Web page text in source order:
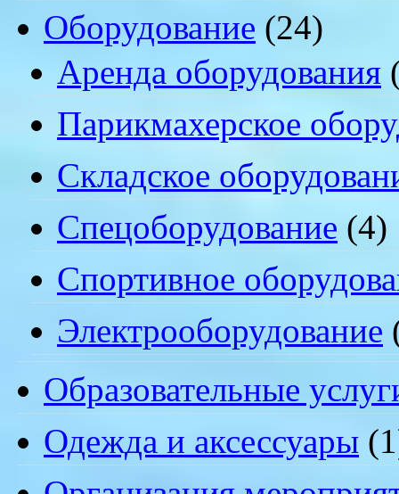
Оборудование (24)
Аренда оборудования
Парикмахерское
Складское
Спецоборудование (4)
Спортивное
Электрооборудование
Образовательные
Одежда и аксессуары